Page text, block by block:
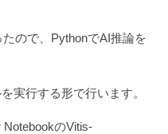
ので、PythonでAI推論を
実行する形で行います。
のVitis-